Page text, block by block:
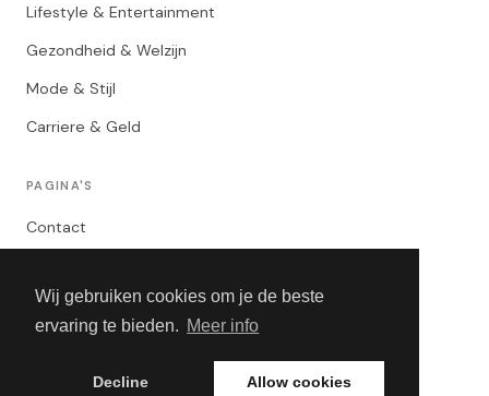
Wij gebruiken cookies om je de beste
ervaring te bieden. Meer info
Decline Allow cookies
Lifestyle & Entertainment
Gezondheid & Welzijn
Mode & Stijl
Carriere & Geld
PAGINA'S
Contact
Algemene Voorwaarden
Adverteren